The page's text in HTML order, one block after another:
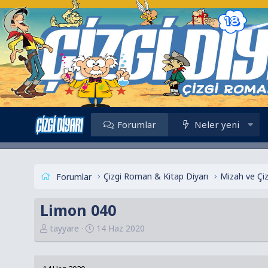
Forumlar Neler yeni
Forumlar Çizgi Roman & Kitap Diyarı Mizah ve
Limon 040
K
o
tayyare
B
a
14 Haz 2020